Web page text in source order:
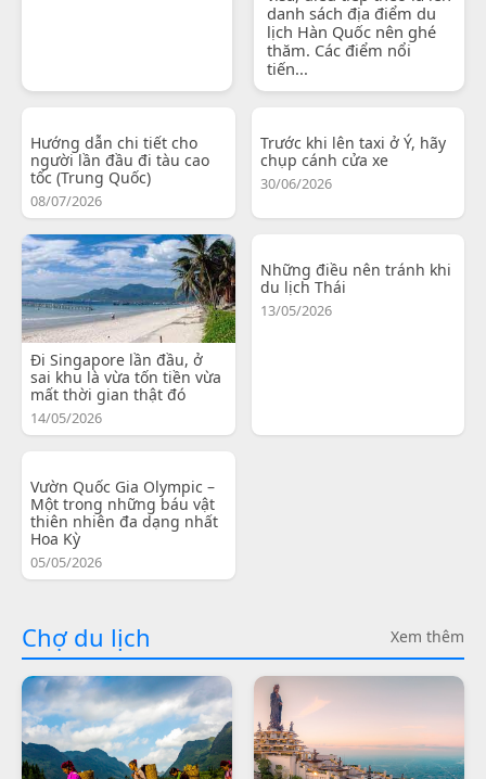
danh sách địa điểm du
lịch Hàn Quốc nên ghé
thăm. Các điểm nổi
tiến...
Hướng dẫn chi tiết cho
người lần đầu đi tàu cao
tốc (Trung Quốc)
08/07/2026
Trước khi lên taxi ở Ý, hãy
chụp cánh cửa xe
30/06/2026
Đi Singapore lần đầu, ở
sai khu là vừa tốn tiền vừa
mất thời gian thật đó
14/05/2026
Những điều nên tránh khi
du lịch Thái
13/05/2026
Vườn Quốc Gia Olympic –
Một trong những báu vật
thiên nhiên đa dạng nhất
Hoa Kỳ
05/05/2026
Chợ du lịch Xem thêm